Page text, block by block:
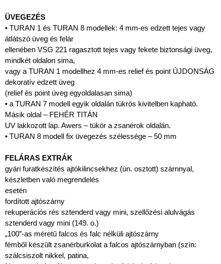
ÜVEGEZÉS
• TURAN 1 és TURAN 8 modellek: 4 mm-es edzett tejes vagy
átlátszó üveg és felár
ellenében VSG 221 ragasztott tejes vagy fekete biztonsági üveg,
mindkét oldalon sima,
vagy a TURAN 1 modellhez 4 mm-es relief és point ÚJDONSÁG
dekoratív edzett üveg
(relief és point üveg egyoldalasan sima)
• a TURAN 7 modell egyik oldalán tükrös kivitelben kapható.
Másik oldal – FEHÉR TITÁN
UV lakkozott lap. Awers – tükör a zsanérok oldalán.
• TURAN 8 modell fix üvegezés szélessége – 50 mm
FELÁRAS EXTRÁK
gyári furatkészítés ajtókilincsekhez (ún. osztott) szárnnyal,
készletben való megrendelés
esetén
fordított ajtószárny
rekuperációs rés sztenderd vagy mini, szellőzési alulvágás
sztenderd vagy mini (149. o.)
„100”-as méretű falcos és falc nélküli ajtószárny
fémből készült zsanérburkolat a falcos ajtószárnyban (szín:
szálcsiszolt nikkel, patina,